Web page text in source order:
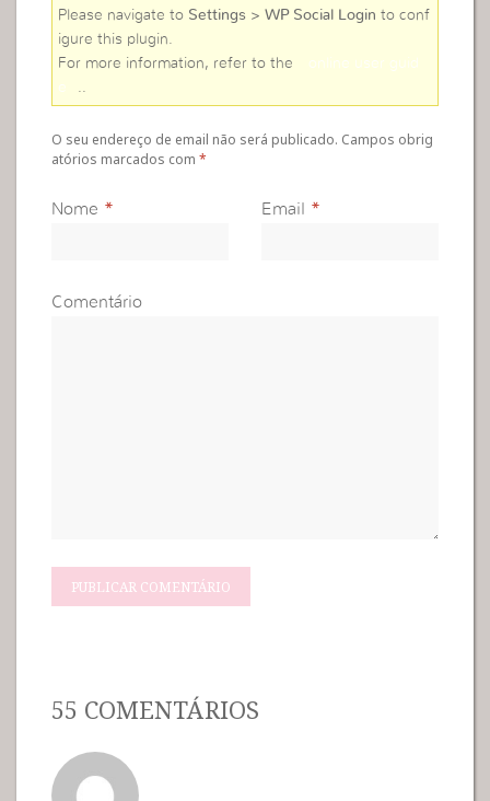
Please navigate to Settings > WP Social Login to conf
igure this plugin.
For more information, refer to the
online user guid
e
..
O seu endereço de email não será publicado. Campos obrig
atórios marcados com*
Nome * Email *
Comentário
55 COMENTÁRIOS